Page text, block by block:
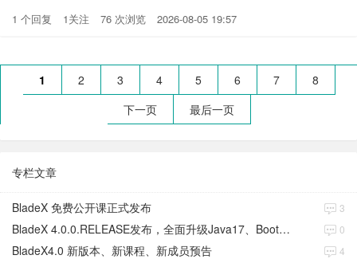
1 个回复 1关注 76 次浏览 2026-08-05 19:57
1 2 3 4 5 6 7
8
下一页
最后一页
专栏文章
BladeX 免费公开课正式发布 3
BladeX 4.0.0.RELEASE发布，全面升级Java17、Boot3、Cloud2023 0
BladeX4.0 新版本、新课程、新成员预告 4